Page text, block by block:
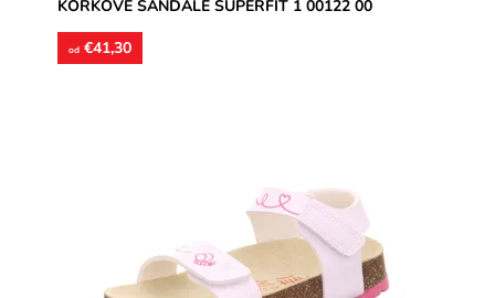
KORKOVÉ SANDÁLE SUPERFIT 1 00122 00
od €41,30
kožené s vytvarovanou pozdĺžnou a priečnou klembou.
Skladom
Superfit
Záruka:
2 roky